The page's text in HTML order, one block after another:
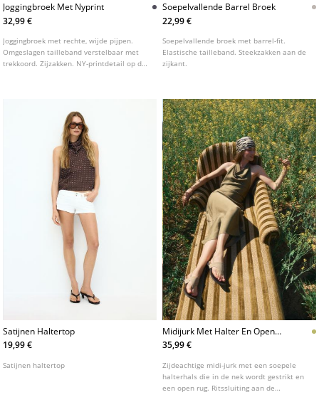
Joggingbroek Met Nyprint
32,99 €
Joggingbroek met rechte, wijde pijpen.
Omgeslagen tailleband verstelbaar met
trekkoord. Zijzakken. NY-printdetail op de
Soepelvallende Barrel Broek
22,99 €
Soepelvallende broek met barrel-fit.
Elastische tailleband. Steekzakken aan de
zijkant.
Satijnen Haltertop
19,99 €
Satijnen haltertop
Midijurk Met Halter En Open
Rug
35,99 €
Zijdeachtige midi-jurk met een soepele
halterhals die in de nek wordt gestrikt en
een open rug. Ritssluiting aan de